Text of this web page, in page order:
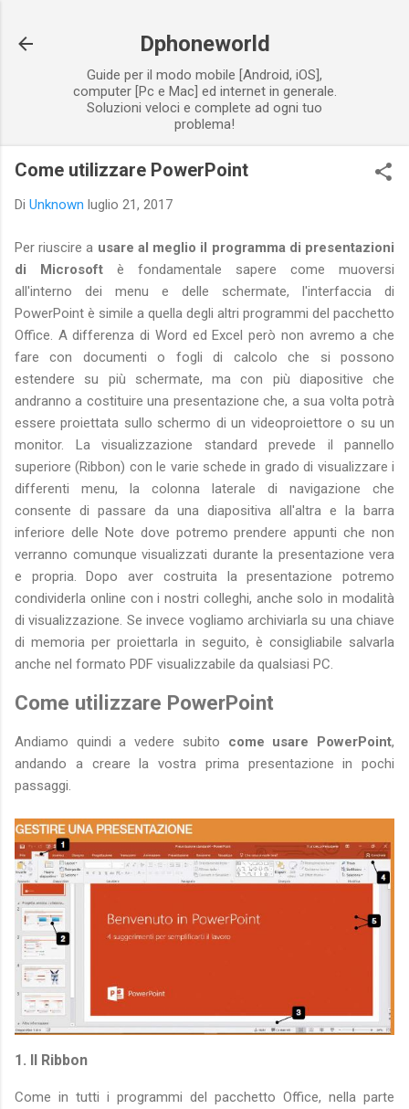
Dphoneworld
Guide per il modo mobile [Android, iOS],
computer [Pc e Mac] ed internet in generale.
Soluzioni veloci e complete ad ogni tuo
problema!
Come utilizzare PowerPoint
Di Unknown luglio 21, 2017
Per riuscire a usare al meglio il programma di presentazioni
di Microsoft è fondamentale sapere come muoversi
all'interno dei menu e delle schermate, l'interfaccia di
PowerPoint è simile a quella degli altri programmi del pacchetto
Office. A differenza di Word ed Excel però non avremo a che
fare con documenti o fogli di calcolo che si possono
estendere su più schermate, ma con più diapositive che
andranno a costituire una presentazione che, a sua volta potrà
essere proiettata sullo schermo di un videoproiettore o su un
monitor. La visualizzazione standard prevede il pannello
superiore (Ribbon) con le varie schede in grado di visualizzare i
differenti menu, la colonna laterale di navigazione che
consente di passare da una diapositiva all'altra e la barra
inferiore delle Note dove potremo prendere appunti che non
verranno comunque visualizzati durante la presentazione vera
e propria. Dopo aver costruita la presentazione potremo
condividerla online con i nostri colleghi, anche solo in modalità
di visualizzazione. Se invece vogliamo archiviarla su una chiave
di memoria per proiettarla in seguito, è consigliabile salvarla
anche nel formato PDF visualizzabile da qualsiasi PC.
Come utilizzare PowerPoint
Andiamo quindi a vedere subito come usare PowerPoint,
andando a creare la vostra prima presentazione in pochi
passaggi.
1. Il Ribbon
Come in tutti i programmi del pacchetto Office, nella parte